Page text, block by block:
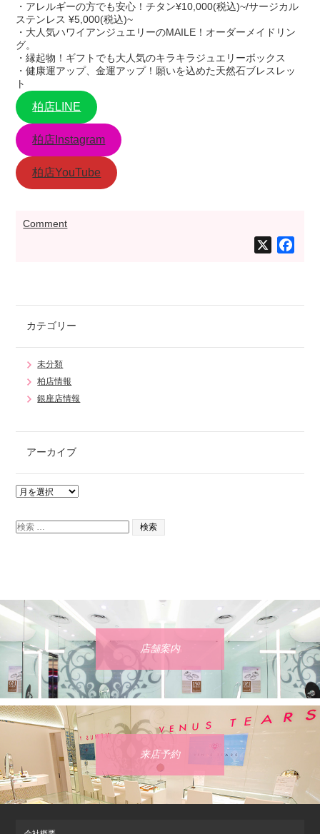
・アレルギーの方でも安心！チタン¥10,000(税込)~/サージカル
ステンレス ¥5,000(税込)~
・大人気ハワイアンジュエリーのMAILE！オーダーメイドリン
グ。
・縁起物！ギフトでも大人気のキラキラジュエリーボックス
・健康運アップ、金運アップ！願いを込めた天然石ブレスレッ
ト
柏店LINE
柏店Instagram
柏店YouTube
Comment
カテゴリー
未分類
柏店情報
銀座店情報
アーカイブ
検索
店舗案内
来店予約